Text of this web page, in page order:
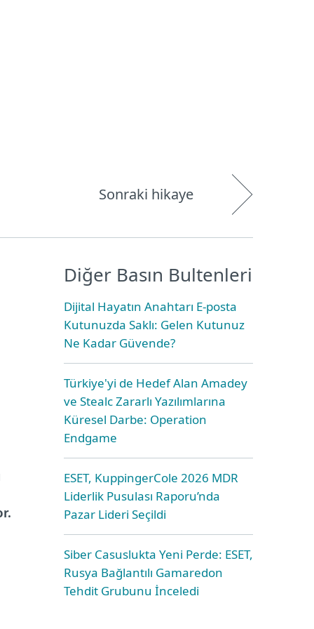
Sonraki hikaye
Diğer Basın Bultenleri
Dijital Hayatın Anahtarı E-posta
Kutunuzda Saklı: Gelen Kutunuz
Ne Kadar Güvende?
Türkiye'yi de Hedef Alan Amadey
ve Stealc Zararlı Yazılımlarına
Küresel Darbe: Operation
Endgame
ESET, KuppingerCole 2026 MDR
Liderlik Pusulası Raporu’nda
Pazar Lideri Seçildi
Siber Casuslukta Yeni Perde: ESET,
Rusya Bağlantılı Gamaredon
Tehdit Grubunu İnceledi